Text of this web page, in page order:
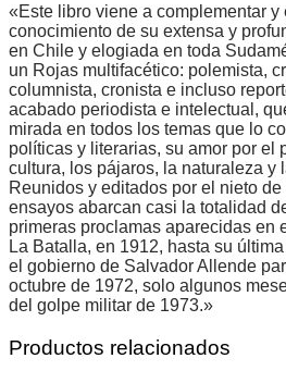
«Este libro viene a complementar y
conocimiento de su extensa y
en Chile y elogiada en toda
un Rojas multifacético: polemista,
columnista, cronista e incluso
acabado periodista e intelectual,
mirada en todos los temas que lo
políticas y literarias, su amor por el
cultura, los pájaros, la naturaleza y
Reunidos y editados por el nieto
ensayos abarcan casi la totalidad
primeras proclamas aparecidas en
La Batalla, en 1912, hasta su
el gobierno de Salvador Allende
octubre de 1972, solo algunos
del golpe militar de 1973.»
Productos relacionados